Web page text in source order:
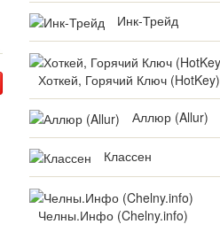
Инк-Трейд
Хоткей, Горячий Ключ (HotKey)
Аллюр (Allur)
Классен
Челны.Инфо (Chelny.info)